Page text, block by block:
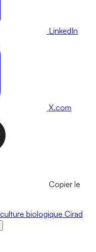
LinkedIn
X.com
Copier le
biologique Cirad